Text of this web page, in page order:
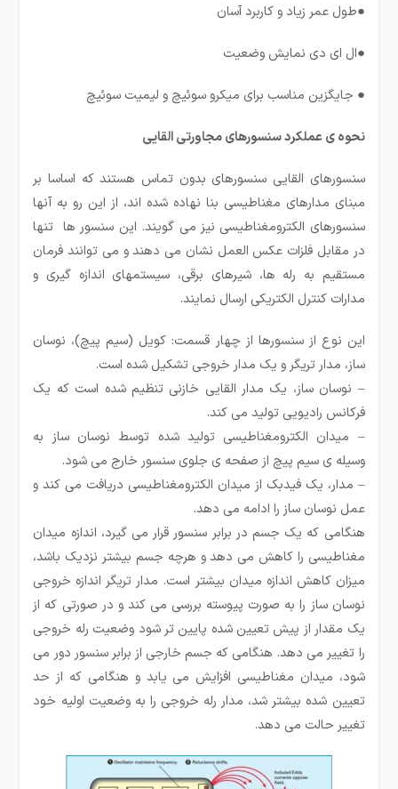
●طول عمر زیاد و کاربرد آسان
●ال ای دی نمایش وضعیت
● جایگزین مناسب برای میکرو سوئیچ و لیمیت سوئیچ
نحوه ی عملکرد سنسورهای مجاورتی القایی
سنسورهای القایی سنسورهای بدون تماس هستند که اساسا بر
مبنای مدارهای مغناطیسی بنا نهاده شده اند، از این رو به آنها
سنسورهای الکترومغناطیسی نیز می گویند. این سنسور ها تنها
در مقابل فلزات عکس العمل نشان می دهند و می توانند فرمان
مستقیم به رله ها، شیرهای برقی، سیستمهای اندازه گیری و
مدارات کنترل الکتریکی ارسال نمایند.
این نوع از سنسورها از چهار قسمت: کویل (سیم پیچ)، نوسان
ساز، مدار تریگر و یک مدار خروجی تشکیل شده است.
– نوسان ساز، یک مدار القایی خازنی تنظیم شده است که یک
فرکانس رادیویی تولید می کند.
– میدان الکترومغناطیسی تولید شده توسط نوسان ساز به
وسیله ی سیم پیچ از صفحه ی جلوی سنسور خارج می شود.
– مدار، یک فیدبک از میدان الکترومغناطیسی دریافت می کند و
عمل نوسان ساز را ادامه می دهد.
هنگامی که یک جسم در برابر سنسور قرار می گیرد، اندازه میدان
مغناطیسی را کاهش می دهد و هرچه جسم بیشتر نزدیک باشد،
میزان کاهش اندازه میدان بیشتر است. مدار تریگر اندازه خروجی
نوسان ساز را به صورت پیوسته بررسی می کند و در صورتی که از
یک مقدار از پیش تعیین شده پایین تر شود وضعیت رله خروجی
را تغییر می دهد. هنگامی که جسم خارجی از برابر سنسور دور می
شود، میدان مغناطیسی افزایش می یابد و هنگامی که از حد
تعیین شده بیشتر شد، مدار رله خروجی را به وضعیت اولیه خود
تغییر حالت می دهد.